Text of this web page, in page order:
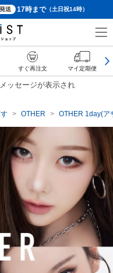
送 17時まで（土日祝14時）
ッセージが表示され
OTHER OTHER 1day(ア
すぐ再注文 マイ定期便
細